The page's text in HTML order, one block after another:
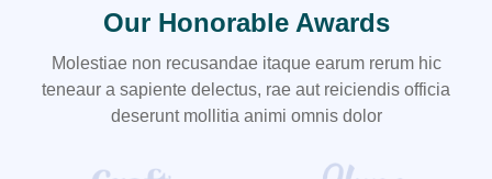
Our Honorable Awards
Molestiae non recusandae itaque earum rerum hic
teneaur a sapiente delectus, rae aut reiciendis officia
deserunt mollitia animi omnis dolor